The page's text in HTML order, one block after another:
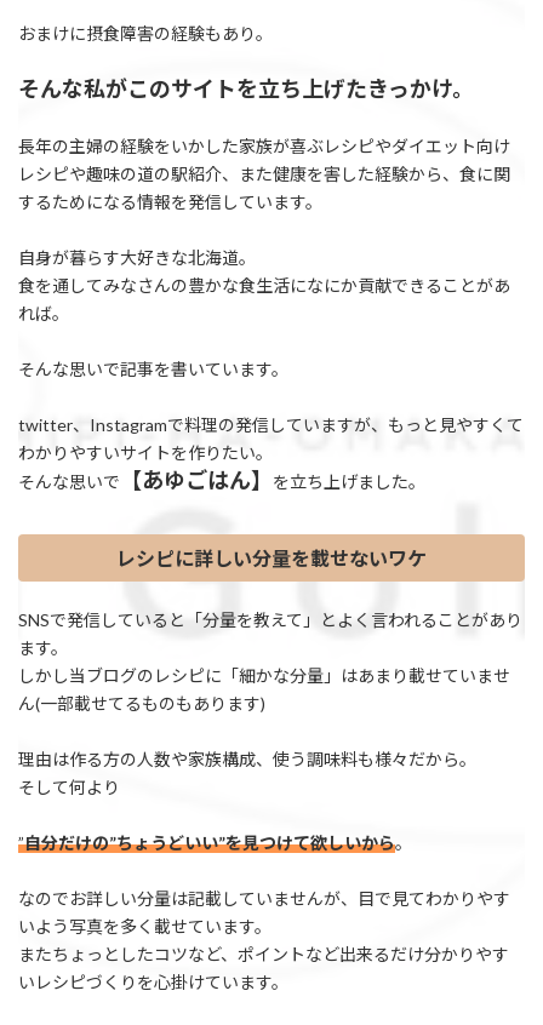
おまけに摂食障害の経験もあり。
そんな私がこのサイトを立ち上げたきっかけ。
長年の主婦の経験をいかした家族が喜ぶレシピやダイエット向け
レシピや趣味の道の駅紹介、また健康を害した経験から、食に関
するためになる情報を発信しています。
自身が暮らす大好きな北海道。
食を通してみなさんの豊かな食生活になにか貢献できることがあ
れば。
そんな思いで記事を書いています。
twitter、Instagramで料理の発信していますが、もっと見やすくて
わかりやすいサイトを作りたい。
そんな思いで
【あゆごはん】 を立ち上げました。
レシピに詳しい分量を載せないワケ
SNSで発信していると「分量を教えて」とよく言われることがあり
ます。
しかし当ブログのレシピに「細かな分量」はあまり載せていませ
ん(一部載せてるものもあります)
理由は作る方の人数や家族構成、使う調味料も様々だから。
そして何より
”自分だけの”ちょうどいい”を見つけて欲しいから。
なのでお詳しい分量は記載していませんが、目で見てわかりやす
いよう写真を多く載せています。
またちょっとしたコツなど、ポイントなど出来るだけ分かりやす
いレシピづくりを心掛けています。